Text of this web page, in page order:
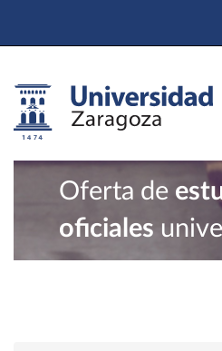
Oferta de
oficiales